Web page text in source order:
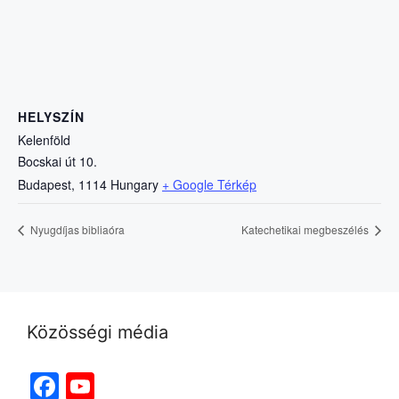
HELYSZÍN
Kelenföld
Bocskai út 10.
Budapest, 1114 Hungary + Google Térkép
Nyugdíjas bibliaóra Katechetikai megbeszélés
Közösségi média
Facebook